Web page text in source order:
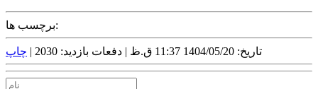
برچسب ها:
تاریخ: 1404/05/20 11:37 ق.ظ | دفعات بازدید: 2030 | چاپ